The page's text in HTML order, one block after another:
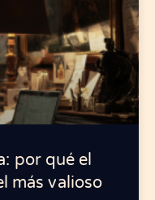
por qué el
más valioso